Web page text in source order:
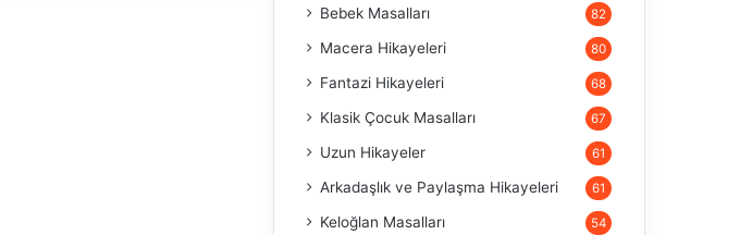
Bebek Masalları 82
Macera Hikayeleri 80
Fantazi Hikayeleri 68
Klasik Çocuk Masalları 67
Uzun Hikayeler 61
Arkadaşlık ve Paylaşma Hikayeleri 61
Keloğlan Masalları 54